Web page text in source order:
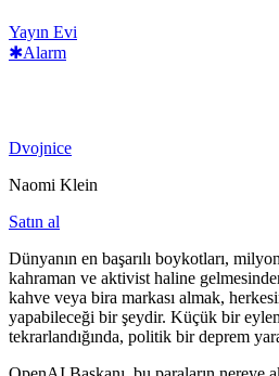
Yayın Evi
✱Alarm
Dvojnice
Naomi Klein
Satın al
Dünyanın en başarılı boykotları,
kahraman ve aktivist haline
kahve veya bira markası almak,
yapabileceği bir şeydir. Küçük bir
tekrarlandığında, politik bir deprem